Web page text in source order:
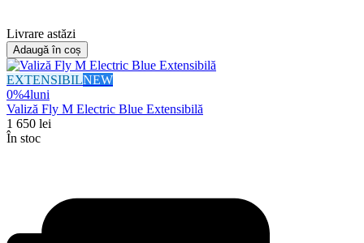
Livrare astăzi
Adaugă în coș
EXTENSIBILNEW
0%4luni
Valiză Fly M Electric Blue Extensibilă
1 650 lei
În stoc